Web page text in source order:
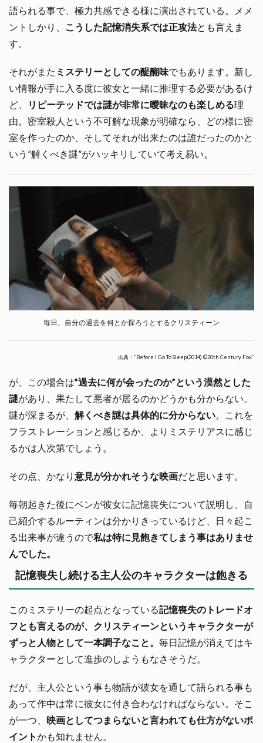
語られる事で、極力共感できる様に演出されている。メメ
ントしかり、
こうした記憶消失系では正攻法とも言えま
す。
それがまた ミステリーとしての醍醐味でもあります。新し
い情報が手に入る度に彼女と一緒に推理する必要があるけ
ど、
リピーテッドでは謎が非常に曖昧なのも楽しめる理
由。密室殺人という不可解な現象が明確なら、どの様に密
室を作ったのか、そしてそれが出来たのは誰だったのかと
いう”解くべき謎”がハッキリしていて考え易い。
毎日、自分の過去を何とか探ろうとするクリスティーン
出典：”Before I Go To Sleep(2014) ©20th Century Fox”
が、この場合は”過去に何が会ったのか”という漠然とした
謎があり、果たして悪者が居るのかどうかも分からない。
謎が深まるが、 解くべき謎は具体的に分からない 。これを
フラストレーションと感じるか、よりミステリアスに感じ
るかは人次第でしょう。
その点、かなり 意見が分かれそうな映画だと思います。
毎朝起きた後にベンが彼女に記憶喪失について説明し、自
己紹介するルーティンは分かりきっているけど、日々起こ
る出来事が違うので私は特に見飽きてしまう事はありませ
んでした。
記憶喪失し続ける主人公のキャラクターは飽きる
このミステリーの起点となっている記憶喪失のトレードオ
フとも言えるのが、クリスティーンというキャラクターが
ずっと人物として一本調子なこと。 毎日記憶が消えてはキ
ャラクターとして進歩のしようもなさそうだ。
だが、主人公という事も物語が彼女を通して語られる事も
あって作中は常に彼女に付き合わなければならない。そこ
が一つ、 映画としてつまらないと言われても仕方がないポ
イントかも知れません。